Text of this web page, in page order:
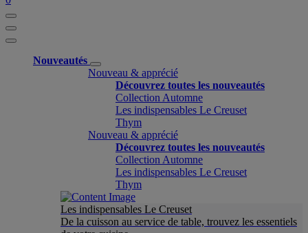
Nouveautés
Nouveau & apprécié
Découvrez toutes les nouveautés
Collection Automne
Les indispensables Le Creuset
Thym
Nouveau & apprécié
Découvrez toutes les nouveautés
Collection Automne
Les indispensables Le Creuset
Thym
Les indispensables Le Creuset
De la cuisson au service de table, trouvez les essentiels